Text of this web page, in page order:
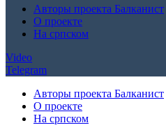
Авторы проекта Балканист
О проекте
На српском
Video
Telegram
Авторы проекта Балканист
О проекте
На српском